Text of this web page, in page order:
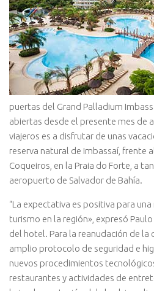
puertas del Grand Palladium
abiertas desde el presente mes de
viajeros es a disfrutar de unas
reserva natural de Imbassaí, frente
Coqueiros, en la Praia do Forte, a
aeropuerto de Salvador de Bahía.
“La expectativa es positiva para
turismo en la región», expresó
del hotel. Para la reanudación de la
amplio protocolo de seguridad e
nuevos procedimientos
restaurantes y actividades de